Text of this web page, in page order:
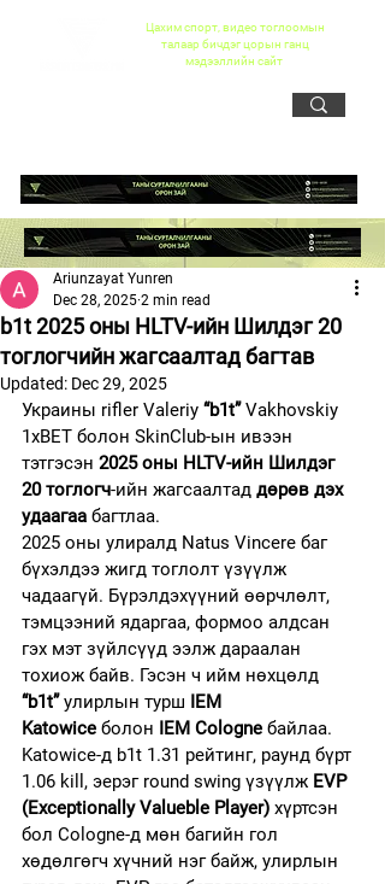
Цахим спорт, видео тоглоомын
талаар бичдэг цорын ганц
мэдээллийн сайт
b1t 2025 оны HLTV-ийн Шилдэг 20
тоглогчийн жагсаалтад багтав
Ariunzayat Yunren
Dec 28, 2025 2 min read
Updated: Dec 29, 2025
Украины rifler Valeriy “b1t” Vakhovskiy
1xBET болон SkinClub-ын ивээн
тэтгэсэн 2025 оны HLTV-ийн Шилдэг
20 тоглогч-ийн жагсаалтад дөрөв дэх
удаагаа багтлаа.
2025 оны улиралд Natus Vincere баг
бүхэлдээ жигд тоглолт үзүүлж
чадаагүй. Бүрэлдэхүүний өөрчлөлт,
тэмцээний ядаргаа, формоо алдсан
гэх мэт зүйлсүүд ээлж дараалан
тохиож байв. Гэсэн ч ийм нөхцөлд
“b1t” улирлын турш IEM
Katowice болон IEM Cologne байлаа.
Katowice-д b1t 1.31 рейтинг, раунд бүрт
1.06 kill, эерэг round swing үзүүлж EVP
(Exceptionally Valueble Player) хүртсэн
бол Cologne-д мөн багийн гол
хөдөлгөгч хүчний нэг байж, улирлын